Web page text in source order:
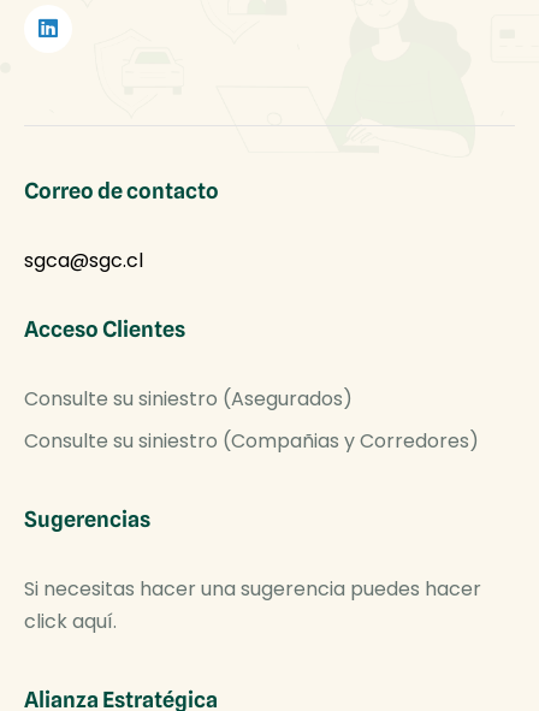
Correo de contacto
sgca@sgc.cl
Acceso Clientes
Consulte su siniestro (Asegurados)
Consulte su siniestro (Compañias y Corredores)
Sugerencias
Si necesitas hacer una sugerencia puedes hacer
click aquí.
Alianza Estratégica